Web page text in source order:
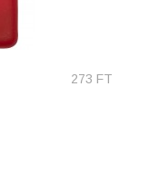
273 FT